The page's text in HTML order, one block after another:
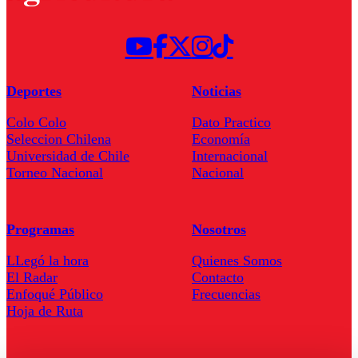
Deportes
Colo Colo
Seleccion Chilena
Universidad de Chile
Torneo Nacional
Noticias
Dato Practico
Economía
Internacional
Nacional
Programas
LLegó la hora
El Radar
Enfoqué Público
Hoja de Ruta
Nosotros
Quienes Somos
Contacto
Frecuencias